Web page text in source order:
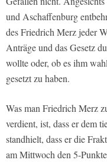
und Aschaffenburg
des Friedrich Merz jeder
Anträge und das Gesetz
wollte oder, ob es ihm
gesetzt zu haben.
Was man Friedrich Merz
verdient, ist, dass er dem
standhielt, dass er die
am Mittwoch den 5-